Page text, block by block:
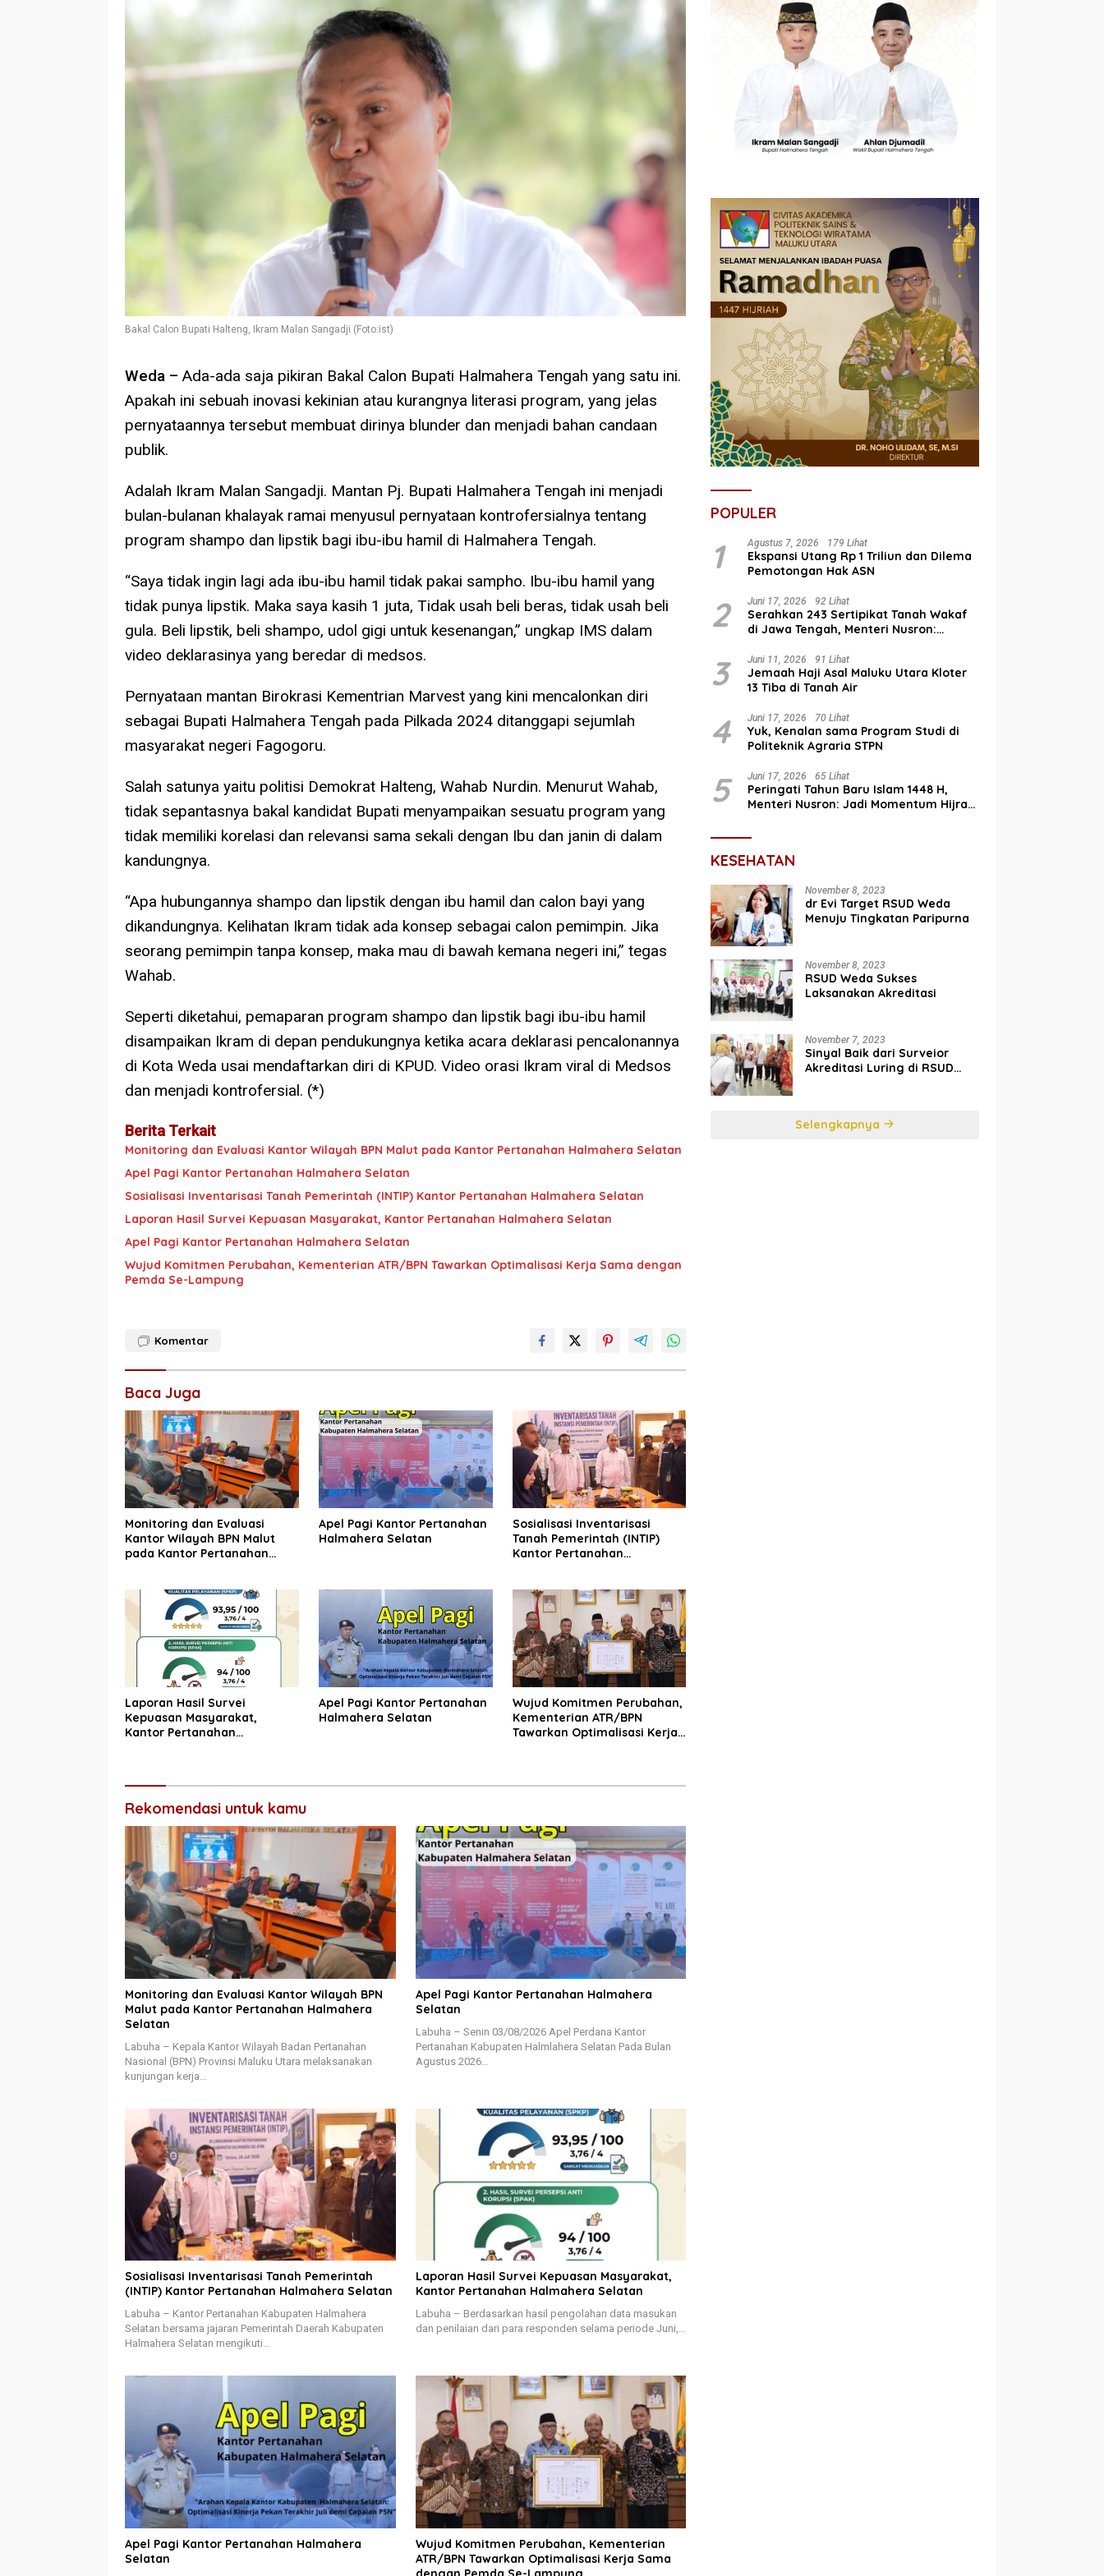
Bakal Calon Bupati Halteng, Ikram Malan Sangadji (Foto:ist)
Weda – Ada-ada saja pikiran Bakal Calon Bupati Halmahera Tengah yang satu ini.
Apakah ini sebuah inovasi kekinian atau kurangnya literasi program, yang jelas
pernyataannya tersebut membuat dirinya blunder dan menjadi bahan candaan
publik.
Adalah Ikram Malan Sangadji. Mantan Pj. Bupati Halmahera Tengah ini menjadi
bulan-bulanan khalayak ramai menyusul pernyataan kontrofersialnya tentang
program shampo dan lipstik bagi ibu-ibu hamil di Halmahera Tengah.
“Saya tidak ingin lagi ada ibu-ibu hamil tidak pakai sampho. Ibu-ibu hamil yang
tidak punya lipstik. Maka saya kasih 1 juta, Tidak usah beli beras, tidak usah beli
gula. Beli lipstik, beli shampo, udol gigi untuk kesenangan,” ungkap IMS dalam
video deklarasinya yang beredar di medsos.
Pernyataan mantan Birokrasi Kementrian Marvest yang kini mencalonkan diri
sebagai Bupati Halmahera Tengah pada Pilkada 2024 ditanggapi sejumlah
masyarakat negeri Fagogoru.
Salah satunya yaitu politisi Demokrat Halteng, Wahab Nurdin. Menurut Wahab,
tidak sepantasnya bakal kandidat Bupati menyampaikan sesuatu program yang
tidak memiliki korelasi dan relevansi sama sekali dengan Ibu dan janin di dalam
kandungnya.
“Apa hubungannya shampo dan lipstik dengan ibu hamil dan calon bayi yang
dikandungnya. Kelihatan Ikram tidak ada konsep sebagai calon pemimpin. Jika
seorang pemimpin tanpa konsep, maka mau di bawah kemana negeri ini,” tegas
Wahab.
Seperti diketahui, pemaparan program shampo dan lipstik bagi ibu-ibu hamil
disampaikan Ikram di depan pendukungnya ketika acara deklarasi pencalonannya
di Kota Weda usai mendaftarkan diri di KPUD. Video orasi Ikram viral di Medsos
dan menjadi kontrofersial. (*)
Berita Terkait
Monitoring dan Evaluasi Kantor Wilayah BPN Malut pada Kantor Pertanahan Halmahera Selatan
Apel Pagi Kantor Pertanahan Halmahera Selatan
Sosialisasi Inventarisasi Tanah Pemerintah (INTIP) Kantor Pertanahan Halmahera Selatan
Laporan Hasil Survei Kepuasan Masyarakat, Kantor Pertanahan Halmahera Selatan
Apel Pagi Kantor Pertanahan Halmahera Selatan
Wujud Komitmen Perubahan, Kementerian ATR/BPN Tawarkan Optimalisasi Kerja Sama dengan
Pemda Se-Lampung
Komentar
Baca Juga
Monitoring dan Evaluasi
Kantor Wilayah BPN Malut
pada Kantor Pertanahan
Apel Pagi Kantor Pertanahan
Halmahera Selatan
Sosialisasi Inventarisasi
Tanah Pemerintah (INTIP)
Kantor Pertanahan
Laporan Hasil Survei
Kepuasan Masyarakat,
Kantor Pertanahan
Apel Pagi Kantor Pertanahan
Halmahera Selatan
Wujud Komitmen Perubahan,
Kementerian ATR/BPN
Tawarkan Optimalisasi Kerja
Rekomendasi untuk kamu
Monitoring dan Evaluasi Kantor Wilayah BPN
Malut pada Kantor Pertanahan Halmahera
Selatan
Labuha – Kepala Kantor Wilayah Badan Pertanahan
Nasional (BPN) Provinsi Maluku Utara melaksanakan
kunjungan kerja…
Apel Pagi Kantor Pertanahan Halmahera
Selatan
Labuha – Senin 03/08/2026 Apel Perdana Kantor
Pertanahan Kabupaten Halmlahera Selatan Pada Bulan
Agustus 2026…
Sosialisasi Inventarisasi Tanah Pemerintah
(INTIP) Kantor Pertanahan Halmahera Selatan
Labuha – Kantor Pertanahan Kabupaten Halmahera
Selatan bersama jajaran Pemerintah Daerah Kabupaten
Halmahera Selatan mengikuti…
Laporan Hasil Survei Kepuasan Masyarakat,
Kantor Pertanahan Halmahera Selatan
Labuha – Berdasarkan hasil pengolahan data masukan
dan penilaian dari para responden selama periode Juni,…
Apel Pagi Kantor Pertanahan Halmahera
Selatan
Wujud Komitmen Perubahan, Kementerian
ATR/BPN Tawarkan Optimalisasi Kerja Sama
POPULER
1 Agustus 7, 2026 179 Lihat
Ekspansi Utang Rp 1 Triliun dan Dilema
Pemotongan Hak ASN
2 Juni 17, 2026 92 Lihat
Serahkan 243 Sertipikat Tanah Wakaf
di Jawa Tengah, Menteri Nusron:
Selesaikan Kepastian Hukum Aset
Umat
3 Juni 11, 2026 91 Lihat
Jemaah Haji Asal Maluku Utara Kloter
13 Tiba di Tanah Air
4 Juni 17, 2026 70 Lihat
Yuk, Kenalan sama Program Studi di
Politeknik Agraria STPN
5 Juni 17, 2026 65 Lihat
Peringati Tahun Baru Islam 1448 H,
Menteri Nusron: Jadi Momentum Hijrah
KESEHATAN
November 8, 2023
dr Evi Target RSUD Weda
Menuju Tingkatan Paripurna
November 8, 2023
RSUD Weda Sukses
Laksanakan Akreditasi
November 7, 2023
Sinyal Baik dari Surveior
Akreditasi Luring di RSUD
Selengkapnya